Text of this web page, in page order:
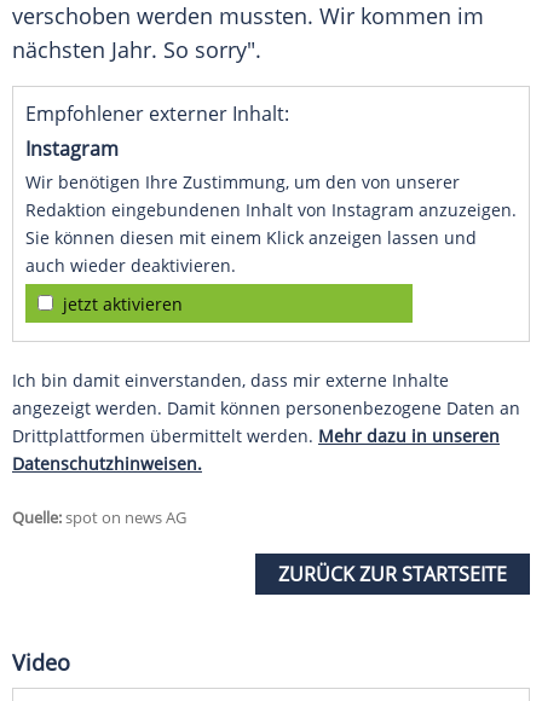
verschoben werden mussten. Wir kommen im
nächsten Jahr. So sorry".
Empfohlener externer Inhalt:
Instagram
Wir benötigen Ihre Zustimmung, um den von unserer
Redaktion eingebundenen Inhalt von Instagram anzuzeigen.
Sie können diesen mit einem Klick anzeigen lassen und
auch wieder deaktivieren.
jetzt aktivieren
Ich bin damit einverstanden, dass mir externe Inhalte
angezeigt werden. Damit können personenbezogene Daten an
Drittplattformen übermittelt werden. Mehr dazu in unseren
Datenschutzhinweisen.
Quelle:spot on news AG
ZURÜCK ZUR STARTSEITE
Video